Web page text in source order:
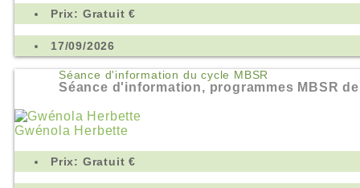
Prix: Gratuit €
17/09/2026
Séance d'information du cycle MBSR
Séance d'information, programmes MBSR
Gwénola Herbette
Prix: Gratuit €